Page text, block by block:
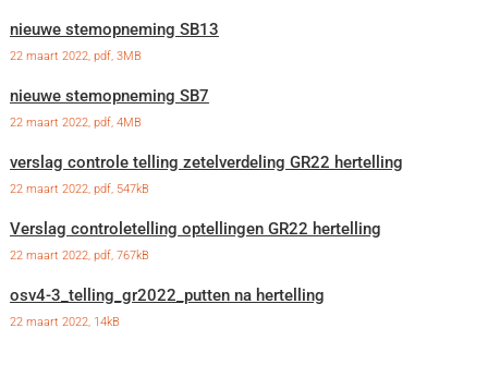
nieuwe stemopneming SB13
22 maart 2022, pdf, 3MB
nieuwe stemopneming SB7
22 maart 2022, pdf, 4MB
verslag controle telling zetelverdeling GR22 hertelling
22 maart 2022, pdf, 547kB
Verslag controletelling optellingen GR22 hertelling
22 maart 2022, pdf, 767kB
osv4-3_telling_gr2022_putten na hertelling
22 maart 2022, 14kB